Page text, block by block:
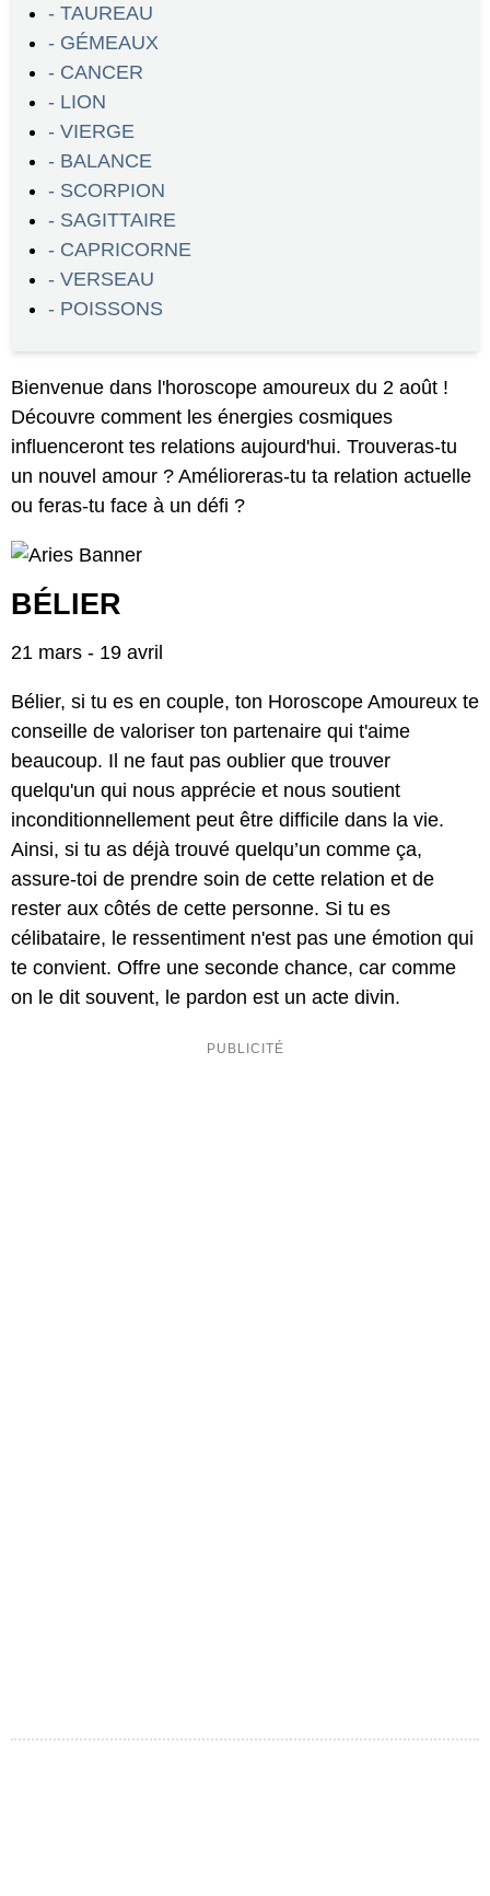
- TAUREAU
- GÉMEAUX
- CANCER
- LION
- VIERGE
- BALANCE
- SCORPION
- SAGITTAIRE
- CAPRICORNE
- VERSEAU
- POISSONS
Bienvenue dans l'horoscope amoureux du 2 août !
Découvre comment les énergies cosmiques
influenceront tes relations aujourd'hui. Trouveras-tu
un nouvel amour ? Amélioreras-tu ta relation actuelle
ou feras-tu face à un défi ?
BÉLIER
21 mars - 19 avril
Bélier, si tu es en couple, ton Horoscope Amoureux te
conseille de valoriser ton partenaire qui t'aime
beaucoup. Il ne faut pas oublier que trouver
quelqu'un qui nous apprécie et nous soutient
inconditionnellement peut être difficile dans la vie.
Ainsi, si tu as déjà trouvé quelqu’un comme ça,
assure-toi de prendre soin de cette relation et de
rester aux côtés de cette personne. Si tu es
célibataire, le ressentiment n'est pas une émotion qui
te convient. Offre une seconde chance, car comme
on le dit souvent, le pardon est un acte divin.